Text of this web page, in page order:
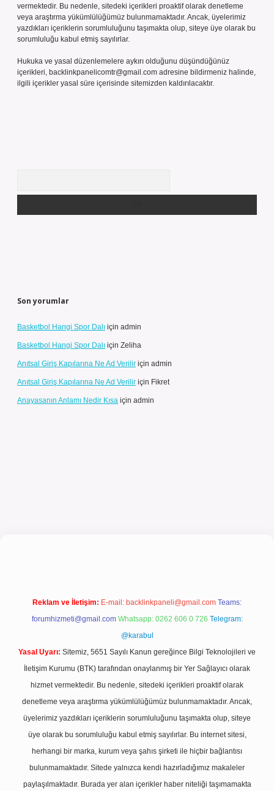
vermektedir. Bu nedenle, sitedeki içerikleri proaktif olarak denetleme
veya araştırma yükümlülüğümüz bulunmamaktadır. Ancak, üyelerimiz
yazdıkları içeriklerin sorumluluğunu taşımakta olup, siteye üye olarak bu
sorumluluğu kabul etmiş sayılırlar.
Hukuka ve yasal düzenlemelere aykırı olduğunu düşündüğünüz
içerikleri, backlinkpanelicomtr@gmail.com adresine bildirmeniz halinde,
ilgili içerikler yasal süre içerisinde sitemizden kaldırılacaktır.
Son yorumlar
Basketbol Hangi Spor Dalı için admin
Basketbol Hangi Spor Dalı için Zeliha
Anıtsal Giriş Kapılarına Ne Ad Verilir için admin
Anıtsal Giriş Kapılarına Ne Ad Verilir için Fikret
Anayasanın Anlamı Nedir Kısa için admin
Reklam ve İletişim: E-mail: backlinkpaneli@gmail.com Teams:
forumhizmeti@gmail.com Whatsapp: 0262 606 0 726 Telegram:
@karabul
Yasal Uyarı: Sitemiz, 5651 Sayılı Kanun gereğince Bilgi Teknolojileri ve
İletişim Kurumu (BTK) tarafından onaylanmış bir Yer Sağlayıcı olarak
hizmet vermektedir. Bu nedenle, sitedeki içerikleri proaktif olarak
denetleme veya araştırma yükümlülüğümüz bulunmamaktadır. Ancak,
üyelerimiz yazdıkları içeriklerin sorumluluğunu taşımakta olup, siteye
üye olarak bu sorumluluğu kabul etmiş sayılırlar. Bu internet sitesi,
herhangi bir marka, kurum veya şahıs şirketi ile hiçbir bağlantısı
bulunmamaktadır. Sitede yalnızca kendi hazırladığımız makaleler
paylaşılmaktadır. Burada yer alan içerikler haber niteliği taşımamakta